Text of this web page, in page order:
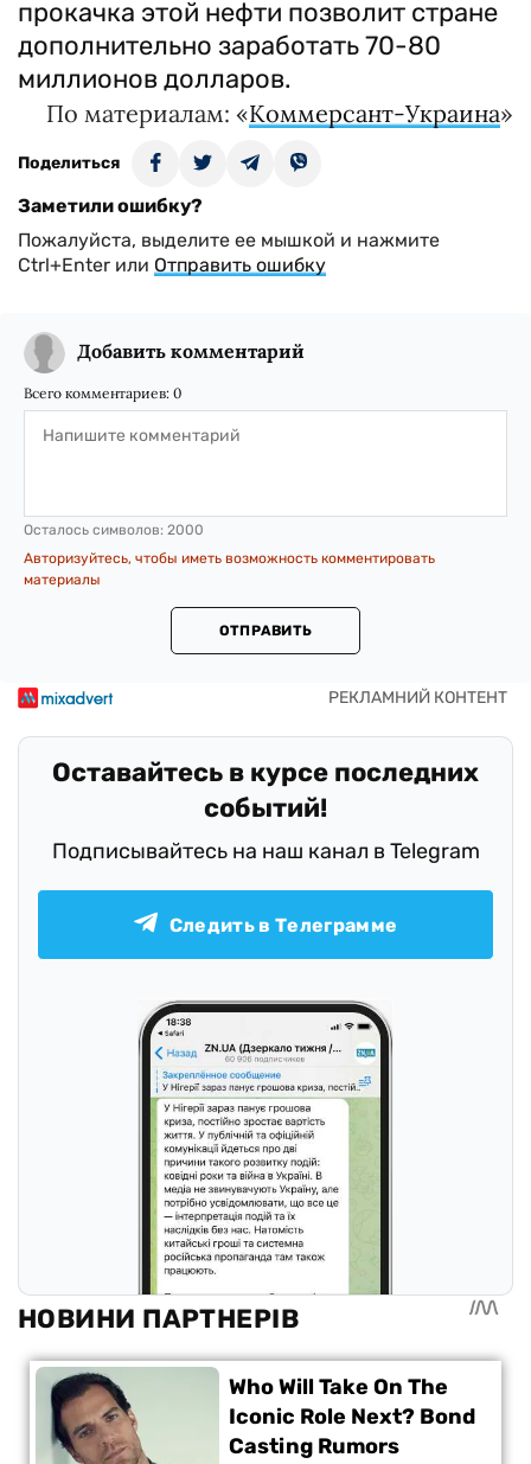
прокачка этой нефти позволит стране
дополнительно заработать 70-80
миллионов долларов.
По материалам: «Коммерсант-Украина»
Поделиться
Заметили ошибку?
Пожалуйста, выделите ее мышкой и нажмите
Ctrl+Enter или Отправить ошибку
Добавить комментарий
Всего комментариев: 0
Осталось символов: 2000
Авторизуйтесь, чтобы иметь возможность комментировать
материалы
ОТПРАВИТЬ
Оставайтесь в курсе последних
событий!
Подписывайтесь на наш канал в Telegram
Следить в Телеграмме